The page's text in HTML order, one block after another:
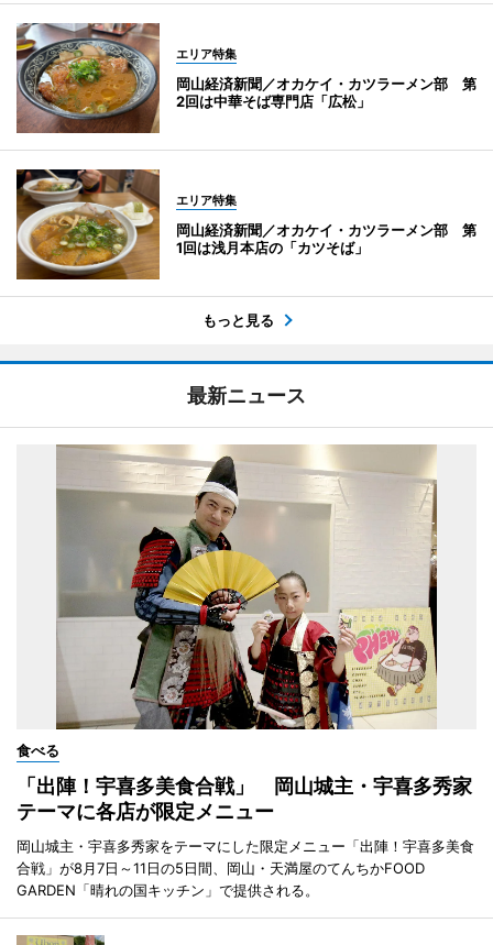
エリア特集
岡山経済新聞／オカケイ・カツラーメン部 第
2回は中華そば専門店「広松」
エリア特集
岡山経済新聞／オカケイ・カツラーメン部 第
1回は浅月本店の「カツそば」
もっと見る
最新ニュース
食べる
「出陣！宇喜多美食合戦」 岡山城主・宇喜多秀家
テーマに各店が限定メニュー
岡山城主・宇喜多秀家をテーマにした限定メニュー「出陣！宇喜多美食
合戦」が8月7日～11日の5日間、岡山・天満屋のてんちかFOOD
GARDEN「晴れの国キッチン」で提供される。